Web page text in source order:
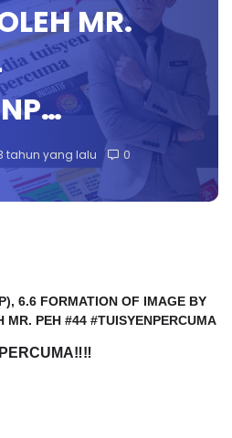
MR.
tahun yang lalu 0
6.6 FORMATION OF IMAGE BY
MR. PEH #44 #TUISYENPERCUMA